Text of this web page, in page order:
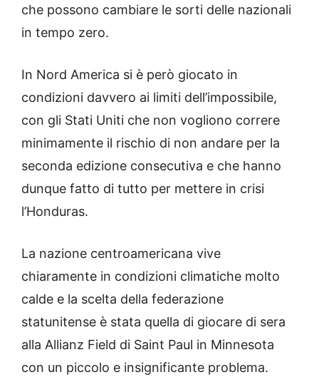
che possono cambiare le sorti delle nazionali
in tempo zero.
In Nord America si è però giocato in
condizioni davvero ai limiti dell’impossibile,
con gli Stati Uniti che non vogliono correre
minimamente il rischio di non andare per la
seconda edizione consecutiva e che hanno
dunque fatto di tutto per mettere in crisi
l’Honduras.
La nazione centroamericana vive
chiaramente in condizioni climatiche molto
calde e la scelta della federazione
statunitense è stata quella di giocare di sera
alla Allianz Field di Saint Paul in Minnesota
con un piccolo e insignificante problema.